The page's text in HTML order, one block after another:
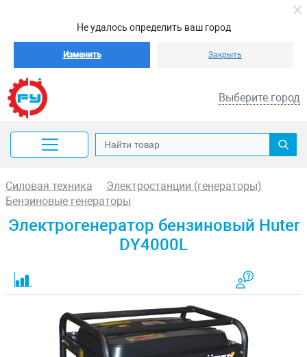
Не удалось определить ваш город
Изменить Закрыть
Выберите город
Силовая техника
Электростанции (генераторы)
Бензиновые генераторы
Электрогенератор бензиновый Huter
DY4000L